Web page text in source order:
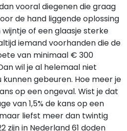
vooral diegenen die graag
de hand liggende oplossing
of een glaasje sterke
iemand voorhanden die de
van minimaal € 300
wil je al helemaal niet
gebeuren. Hoe meer je
op een ongeval. Wist je dat
van 1,5% de kans op een
liefst meer dan twintig
zijn in Nederland 61 doden